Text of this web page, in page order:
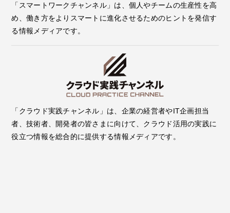
「スマートワークチャンネル」は、個人やチームの生産性を高
め、働き方をよりスマートに進化させるためのヒントを発信す
る情報メディアです。
「クラウド実践チャンネル」は、企業の経営者やIT企画担当
者、技術者、開発者の皆さまに向けて、クラウド活用の実践に
役立つ情報を総合的に提供する情報メディアです。